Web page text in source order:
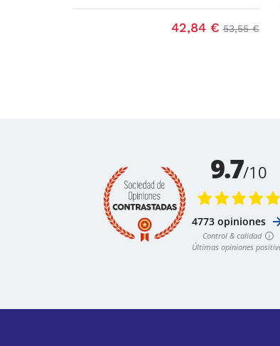
Precio
42,84 € Precio base
53,55 €